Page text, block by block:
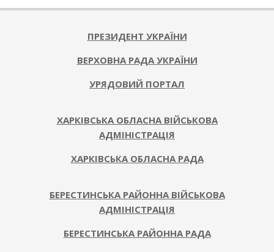
ПРЕЗИДЕНТ УКРАЇНИ
ВЕРХОВНА РАДА УКРАЇНИ
УРЯДОВИЙ ПОРТАЛ
ХАРКІВСЬКА ОБЛАСНА ВІЙСЬКОВА
АДМІНІСТРАЦІЯ
ХАРКІВСЬКА ОБЛАСНА РАДА
БЕРЕСТИНСЬКА РАЙОННА ВІЙСЬКОВА
АДМІНІСТРАЦІЯ
БЕРЕСТИНСЬКА РАЙОННА РАДА